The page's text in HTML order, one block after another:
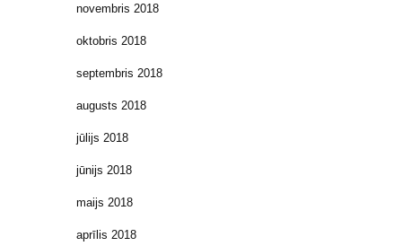
novembris 2018
oktobris 2018
septembris 2018
augusts 2018
jūlijs 2018
jūnijs 2018
maijs 2018
aprīlis 2018